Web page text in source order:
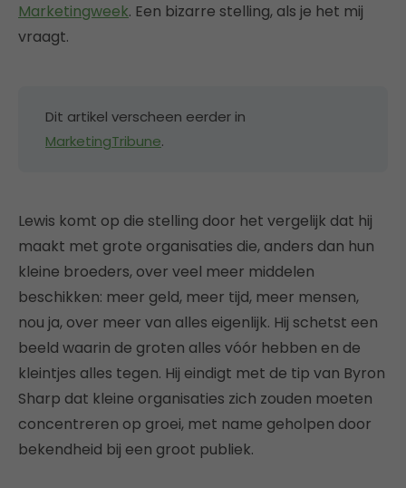
Marketingweek. Een bizarre stelling, als je het mij
vraagt.
Dit artikel verscheen eerder in
MarketingTribune.
Lewis komt op die stelling door het vergelijk dat hij
maakt met grote organisaties die, anders dan hun
kleine broeders, over veel meer middelen
beschikken: meer geld, meer tijd, meer mensen,
nou ja, over meer van alles eigenlijk. Hij schetst een
beeld waarin de groten alles vóór hebben en de
kleintjes alles tegen. Hij eindigt met de tip van Byron
Sharp dat kleine organisaties zich zouden moeten
concentreren op groei, met name geholpen door
bekendheid bij een groot publiek.